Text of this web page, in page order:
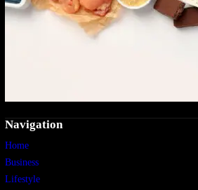
Navigation
Home
Business
Lifestyle